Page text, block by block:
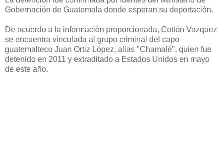
Gobernación de Guatemala donde esperan su deportación.
De acuerdo a la información proporcionada, Cottón Vazquez
se encuentra vinculada al grupo criminal del capo
guatemalteco Juan Ortiz López, alias "Chamalé", quien fue
detenido en 2011 y extraditado a Estados Unidos en mayo
de este año.